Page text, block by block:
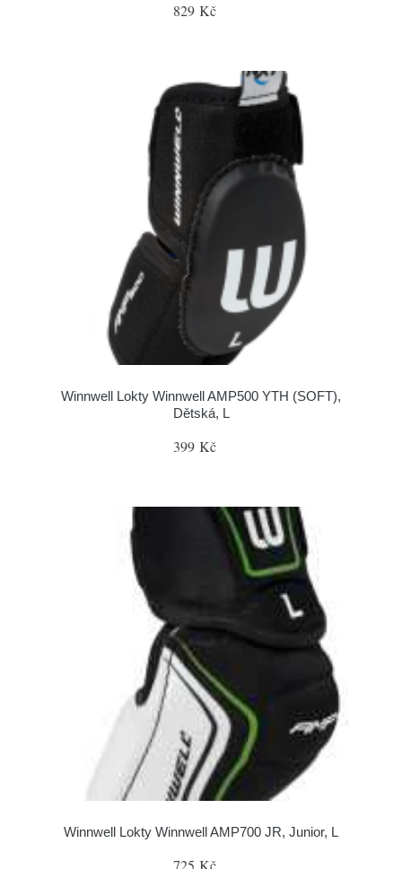
829 Kč
Winnwell Lokty Winnwell AMP500 YTH (SOFT),
Dětská, L
399 Kč
Winnwell Lokty Winnwell AMP700 JR, Junior, L
725 Kč